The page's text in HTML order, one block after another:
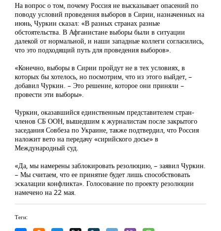
На вопрос о том, почему Россия не высказывает опасений по
поводу условий проведения выборов в Сирии, назначенных на
июнь, Чуркин сказал: «В разных странах разные
обстоятельства. В Афганистане выборы были в ситуации
далекой от нормальной, и наши западные коллеги согласились,
что это подходящий путь для проведения выборов».
«Конечно, выборы в Сирии пройдут не в тех условиях, в
которых бы хотелось, но посмотрим, что из этого выйдет, –
добавил Чуркин. – Это решение, которое они приняли –
провести эти выборы».
Чуркин, оказавшийся единственным представителем стран-
членов СБ ООН, вышедшим к журналистам после закрытого
заседания Совбеза по Украине, также подтвердил, что Россия
наложит вето на передачу «сирийского досье» в
Международный суд.
«Да, мы намерены заблокировать резолюцию, – заявил Чуркин.
– Мы считаем, что ее принятие будет лишь способствовать
эскалации конфликта». Голосование по проекту резолюции
намечено на 22 мая.
Теги: